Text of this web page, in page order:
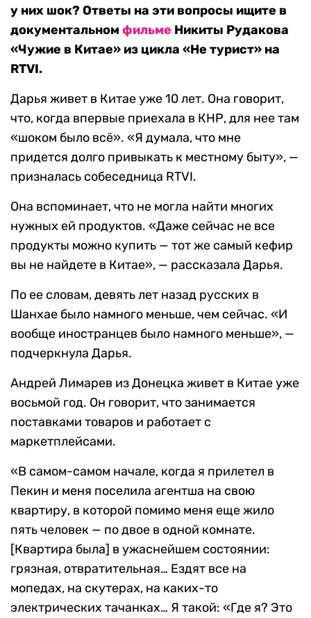
у них шок? Ответы на эти вопросы ищите в
документальном фильме Никиты Рудакова
«Чужие в Китае» из цикла «Не турист» на
RTVI.
Дарья живет в Китае уже 10 лет. Она говорит,
что, когда впервые приехала в КНР, для нее там
«шоком было всё». «Я думала, что мне
придется долго привыкать к местному быту», —
призналась собеседница RTVI.
Она вспоминает, что не могла найти многих
нужных ей продуктов. «Даже сейчас не все
продукты можно купить — тот же самый кефир
вы не найдете в Китае», — рассказала Дарья.
По ее словам, девять лет назад русских в
Шанхае было намного меньше, чем сейчас. «И
вообще иностранцев было намного меньше», —
подчеркнула Дарья.
Андрей Лимарев из Донецка живет в Китае уже
восьмой год. Он говорит, что занимается
поставками товаров и работает с
маркетплейсами.
«В самом-самом начале, когда я прилетел в
Пекин и меня поселила агентша на свою
квартиру, в которой помимо меня еще жило
пять человек — по двое в одной комнате.
[Квартира была] в ужаснейшем состоянии:
грязная, отвратительная… Ездят все на
мопедах, на скутерах, на каких-то
электрических тачанках… Я такой: «Где я? Это